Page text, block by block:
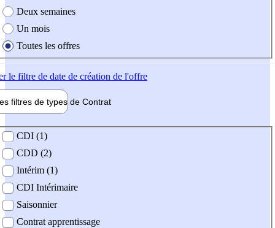
Deux semaines
Un mois
Toutes les offres
le filtre de date de création de l'offre
filtres de types de Contrat
contrat
CDI (1)
CDD (2)
Intérim (1)
CDI Intérimaire
Saisonnier
Contrat apprentissage